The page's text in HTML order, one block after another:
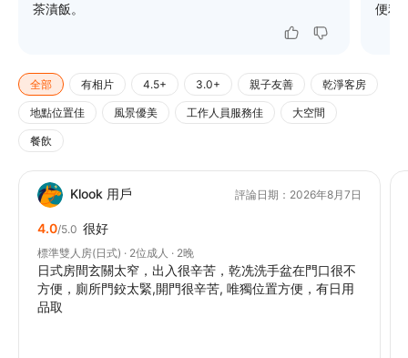
茶漬飯。
便利
全部 有相片 4.5+ 3.0+ 親子友善 乾淨客房
地點位置佳 風景優美 工作人員服務佳 大空間
餐飲
Klook 用戶 評論日期：2026年8月7日
4.0/5.0 很好
標準雙人房(日式) · 2位成人 · 2晚
日式房間玄關太窄，出入很辛苦，乾冼洗手盆在門口很不
方便，廁所門鉸太緊,開門很辛苦, 唯獨位置方便，有日用
品取